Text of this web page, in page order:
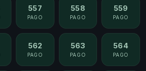
557
PAGO
558
PAGO
559
PAGO
562
PAGO
563
PAGO
564
PAGO